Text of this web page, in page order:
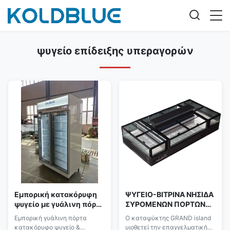
ψυγείο επίδειξης υπεραγορών
Εμπορική κατακόρυφη
ψυγείο με γυάλινη πόρτα
και ντουλάπι ποτών
Εμπορική γυάλινη πόρτα
κατακόρυφο ψυγείο &
ΨΥΓΕΙΟ-ΒΙΤΡΙΝΑ ΝΗΣΙΔΑ
ΣΥΡΟΜΕΝΩΝ ΠΟΡΤΩΝ
ΓΙΑ ΚΑΤΕΨΥΓΜΕΝΑ
ΤΡΟΦΙΜΑ ΣΕΙΡΑΣ GRAND
Ο καταψύκτης GRAND island
υιοθετεί την επαγγελματική